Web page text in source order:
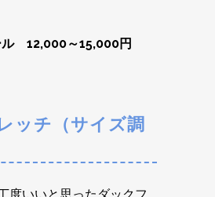
ル 12,000～15,000円
ッチ（サイズ調
度いいと思ったダックフ